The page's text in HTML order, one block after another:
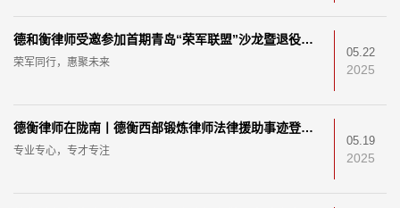
德和衡律师受邀参加首期青岛“荣军联盟”沙龙暨退役军人服务驿站见学活动
荣军同行，惠聚未来
05.22
2025
德衡律师在陇南丨德衡西部锻炼律师法律援助事迹登上《人民日报》客户端，司法部转载“点赞”西部法律服务
专业专心，专才专注
05.19
2025